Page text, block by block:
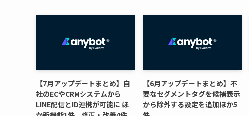
【7月アップデートまとめ】自
社のECやCRMシステムから
LINE配信とID連携が可能に ほ
【6月アップデートまとめ】不
要なセグメントタグを候補表示
から除外する設定を追加ほか5